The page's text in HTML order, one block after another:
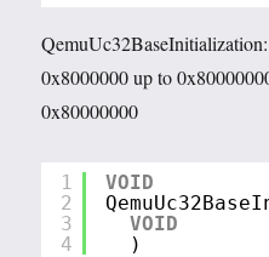
0x8000000 up to
0x80000000
1
2
3
4
VOID
VOID
)